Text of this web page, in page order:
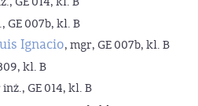
GE 007b, kl. B
Ignacio, mgr, GE 007b, kl. B
kl. B
GE 014, kl. B